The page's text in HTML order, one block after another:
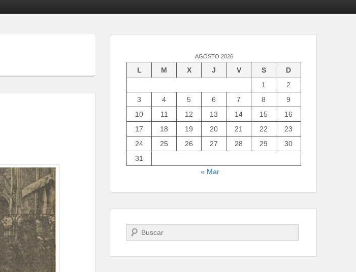
AGOSTO 2026
L M X J V S
D
1
2
3
4 5 6 7 8
9
10
11 12 13 14 15
16
17
18 19 20 21 22
23
24
25 26 27 28 29
30
31
« Mar
Buscar